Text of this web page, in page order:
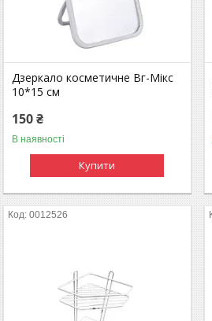
Дзеркало косметичне Вг-Мікс
10*15 см
150 ₴
В наявності
Купити
0012526